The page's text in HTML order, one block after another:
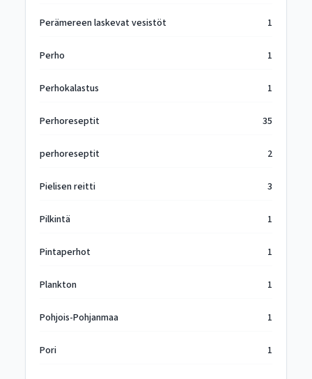
Perämereen laskevat vesistöt 1
Perho 1
Perhokalastus 1
Perhoreseptit 35
perhoreseptit 2
Pielisen reitti 3
Pilkintä 1
Pintaperhot 1
Plankton 1
Pohjois-Pohjanmaa 1
Pori 1